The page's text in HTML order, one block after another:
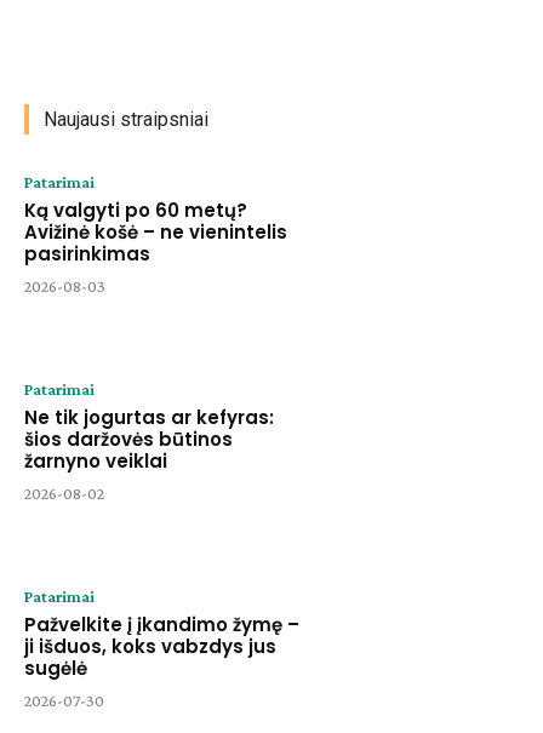
Naujausi straipsniai
Patarimai
Ką valgyti po 60 metų?
Avižinė košė – ne vienintelis
pasirinkimas
2026-08-03
Patarimai
Ne tik jogurtas ar kefyras:
šios daržovės būtinos
žarnyno veiklai
2026-08-02
Patarimai
Pažvelkite į įkandimo žymę –
ji išduos, koks vabzdys jus
sugėlė
2026-07-30